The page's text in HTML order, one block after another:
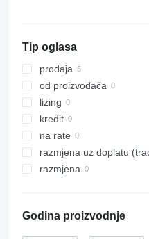
Tip oglasa
prodaja
od proizvođača
lizing
kredit
na rate
razmjena uz doplatu
razmjena
Godina proizvodnje